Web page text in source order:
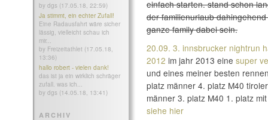
by dgs (17.05.18, 22:59)
Ja stimmt, ein echter Zufall!
Eine Radausfahrt wäre sicher
lässig, vielleicht schau ich
mir...
by Freizeitathlet (17.05.18,
13:36)
hallo robert - vielen dank!
das ist ja ein wirklich schräger
zufall. was ich...
by dgs (14.05.18, 13:41)
ARCHIV
einfach starten. stand schon
der familienurlaub
ganze family dabei sein.
20.09. 3. innsbrucker nightrun
2012 im jahr 2013 eine super
und eines meiner besten
platz männer 4. platz M40
männer 3. platz M40 1. platz
siehe hier